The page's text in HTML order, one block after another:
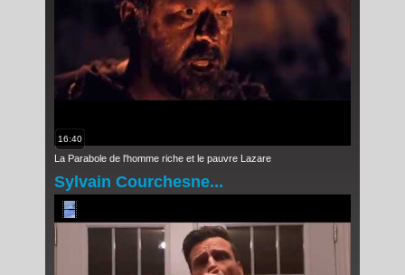
16:40
La Parabole de l'homme riche et le pauvre Lazare
Sylvain Courchesne...